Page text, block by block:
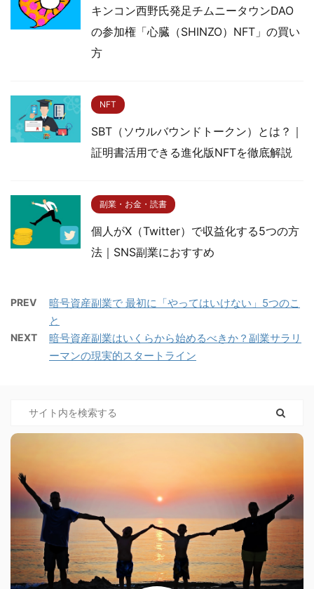
キンコン西野氏発足チムニータウンDAO
の参加権「心臓（SHINZO）NFT」の買い
方
NFT
SBT（ソウルバウンドトークン）とは？｜
証明書活用できる進化版NFTを徹底解説
副業・お金・読書
個人がX（Twitter）で収益化する5つの方
法｜SNS副業におすすめ
PREV
暗号資産副業で 最初に「やってはいけない」5つのこ
と
NEXT
暗号資産副業はいくらから始めるべきか？副業サラリ
ーマンの現実的スタートライン